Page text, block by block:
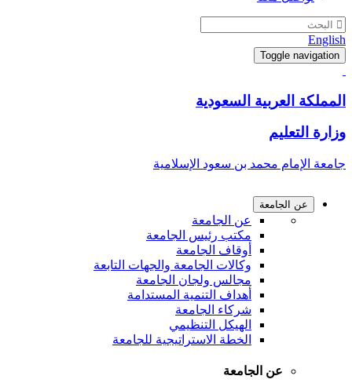
English
Toggle navigation
المملكة العربية السعودية
وزارة التعليم
جامعة الإمام محمد بن سعود الإسلامية
عن الجامعة
عن الجامعة
مكتب رئيس الجامعة
أوقاف الجامعة
وكالات الجامعة والجهات التابعة
مجالس ولجان الجامعة
أهداف التنمية المستدامة
شركاء الجامعة
الهيكل التنظيمي
الخطة الاستراتيجية للجامعة
عن الجامعة